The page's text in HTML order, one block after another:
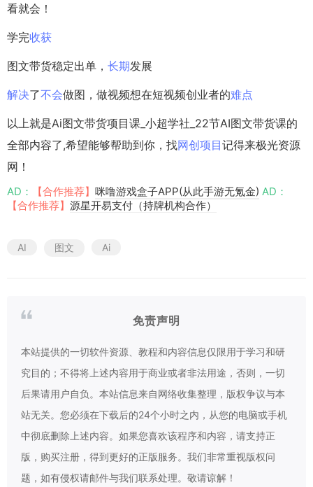
看就会！
学完收获
图文带货稳定出单， 长期发展
解决了不会做图，做视频想在短视频创业者的难点
以上就是Ai图文带货项目课_小超学社_22节AI图文带货课的
全部内容了,希望能够帮助到你，找网创项目记得来极光资源
网！
AD： 【合作推荐】 咪噜游戏盒子APP(从此手游无氪金) AD：
【合作推荐】 源星开易支付（持牌机构合作）
AI 图文 Ai
免责声明
本站提供的一切软件资源、教程和内容信息仅限用于学习和研
究目的；不得将上述内容用于商业或者非法用途，否则，一切
后果请用户自负。本站信息来自网络收集整理，版权争议与本
站无关。您必须在下载后的24个小时之内，从您的电脑或手机
中彻底删除上述内容。如果您喜欢该程序和内容，请支持正
版，购买注册，得到更好的正版服务。我们非常重视版权问
题，如有侵权请邮件与我们联系处理。敬请谅解！